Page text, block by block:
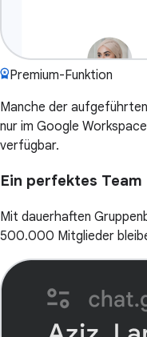
Premium-Funktion
Manche der
nur im Google Workspace
verfügbar.
Ein perfektes Team
Mit dauerhaften
500.000 Mitglieder